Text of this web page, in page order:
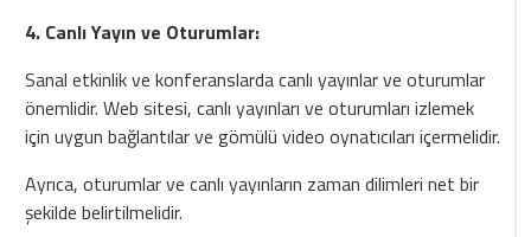
4. Canlı Yayın ve Oturumlar:
Sanal etkinlik ve konferanslarda canlı yayınlar ve oturumlar
önemlidir. Web sitesi, canlı yayınları ve oturumları izlemek
için uygun bağlantılar ve gömülü video oynatıcıları içermelidir.
Ayrıca, oturumlar ve canlı yayınların zaman dilimleri net bir
şekilde belirtilmelidir.